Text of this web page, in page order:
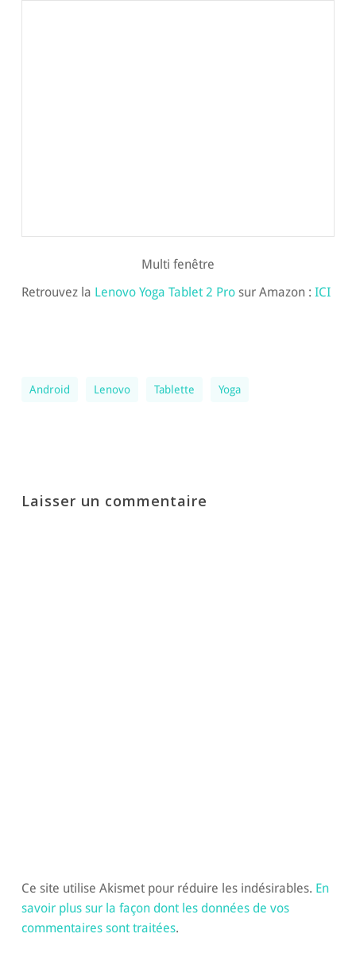
Multi fenêtre
Retrouvez la Lenovo Yoga Tablet 2 Prosur Amazon : ICI
Android Lenovo Tablette Yoga
Laisser un commentaire
Ce site utilise Akismet pour réduire les indésirables. En
savoir plus sur la façon dont les données de vos
commentaires sont traitées.